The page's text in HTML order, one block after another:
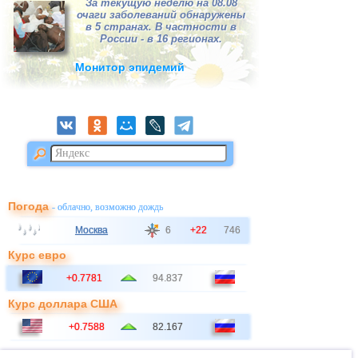
За текущую неделю на 08.08
очаги заболеваний обнаружены
в 5 странах. В частности в
России - в 16 регионах.
Монитор эпидемий
Погода- облачно, возможно дождь
Москва 6 +22 746
Курс евро
+0.7781 94.837
Курс доллара США
+0.7588 82.167